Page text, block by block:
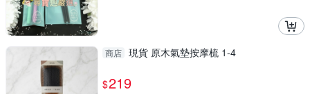
商店 現貨 原木氣墊按摩梳 1-4
$219